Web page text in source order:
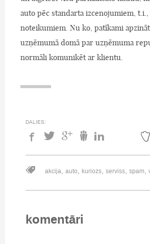
auto pēc standarta izcenojumiem, t.i.,
noteikumiem. Nu ko, patīkami
uzņēmumā domā par uzņēmuma
normāli komunikēt ar klientu.
DALIES:
akcija, auto, kuriozs, serviss, spam,
komentāri